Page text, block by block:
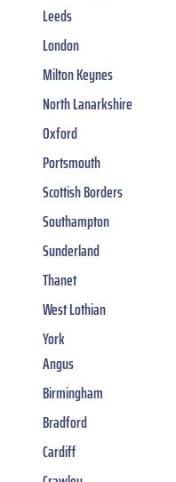
Leeds
London
Milton Keynes
North Lanarkshire
Oxford
Portsmouth
Scottish Borders
Southampton
Sunderland
Thanet
West Lothian
York
Angus
Birmingham
Bradford
Cardiff